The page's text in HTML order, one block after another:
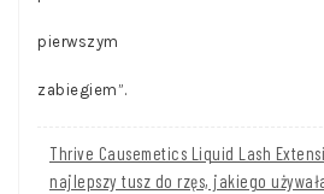
Thrive Causemetics Liquid Lash
najlepszy tusz do rzęs, jakiego